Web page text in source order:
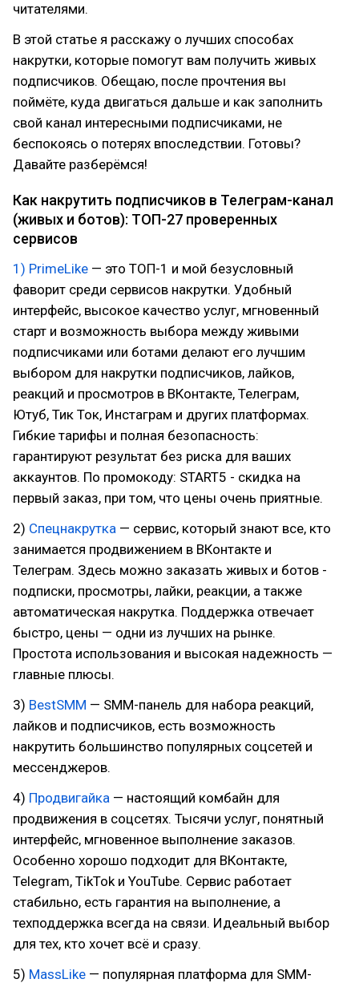
читателями.
В этой статье я расскажу о лучших способах
накрутки, которые помогут вам получить живых
подписчиков. Обещаю, после прочтения вы
поймёте, куда двигаться дальше и как заполнить
свой канал интересными подписчиками, не
беспокоясь о потерях впоследствии. Готовы?
Давайте разберёмся!
Как накрутить подписчиков в Телеграм-канал
(живых и ботов): ТОП-27 проверенных
сервисов
1) PrimeLike — это ТОП-1 и мой безусловный
фаворит среди сервисов накрутки. Удобный
интерфейс, высокое качество услуг, мгновенный
старт и возможность выбора между живыми
подписчиками или ботами делают его лучшим
выбором для накрутки подписчиков, лайков,
реакций и просмотров в ВКонтакте, Телеграм,
Ютуб, Тик Ток, Инстаграм и других платформах.
Гибкие тарифы и полная безопасность:
гарантируют результат без риска для ваших
аккаунтов. По промокоду: START5 - скидка на
первый заказ, при том, что цены очень приятные.
2) Спецнакрутка — сервис, который знают все, кто
занимается продвижением в ВКонтакте и
Телеграм. Здесь можно заказать живых и ботов -
подписки, просмотры, лайки, реакции, а также
автоматическая накрутка. Поддержка отвечает
быстро, цены — одни из лучших на рынке.
Простота использования и высокая надежность —
главные плюсы.
3) BestSMM — SMM-панель для набора реакций,
лайков и подписчиков, есть возможность
накрутить большинство популярных соцсетей и
мессенджеров.
4) Продвигайка — настоящий комбайн для
продвижения в соцсетях. Тысячи услуг, понятный
интерфейс, мгновенное выполнение заказов.
Особенно хорошо подходит для ВКонтакте,
Telegram, TikTok и YouTube. Сервис работает
стабильно, есть гарантия на выполнение, а
техподдержка всегда на связи. Идеальный выбор
для тех, кто хочет всё и сразу.
5) MassLike — популярная платформа для SMM-